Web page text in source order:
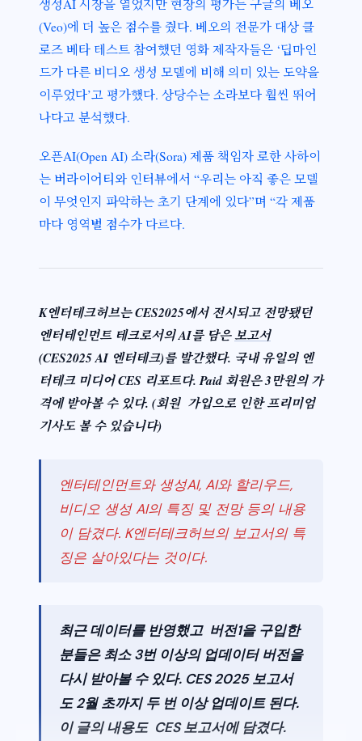
생성AI 시장을 열었지만 현장의 평가는 구글의 베오
(Veo)에 더 높은 점수를 줬다. 베오의 전문가 대상 클
로즈 베타 테스트 참여했던 영화 제작자들은 ‘딥마인
드가 다른 비디오 생성 모델에 비해 의미 있는 도약을
이루었다’고 평가했다. 상당수는 소라보다 훨씬 뛰어
나다고 분석했다.
오픈AI(Open AI) 소라(Sora) 제품 책임자 로한 사하이
는 버라이어티와 인터뷰에서 “우리는 아직 좋은 모델
이 무엇인지 파악하는 초기 단계에 있다”며 “각 제품
마다 영역별 점수가 다르다.
K엔터테크허브는 CES2025에서 전시되고 전망됐던
엔터테인먼트 테크로서의 AI를 담은보고서
(CES2025 AI 엔터테크)를 발간했다. 국내 유일의 엔
터테크 미디어 CES 리포트다. Paid 회원은 3만원의 가
격에 받아볼 수 있다. (회원 가입으로 인한 프리미엄
기사도 볼 수 있습니다)
엔터테인먼트와 생성AI, AI와 할리우드,
비디오 생성 AI의 특징 및 전망 등의 내용
이 담겼다. K엔터테크허브의 보고서의 특
징은 살아있다는 것이다.
최근 데이터를 반영했고 버전1을 구입한
분들은 최소 3번 이상의 업데이터 버전을
다시 받아볼 수 있다. CES 2025 보고서
도 2월 초까지 두 번 이상 업데이트 된다.
이 글의 내용도 CES 보고서에 담겼다.